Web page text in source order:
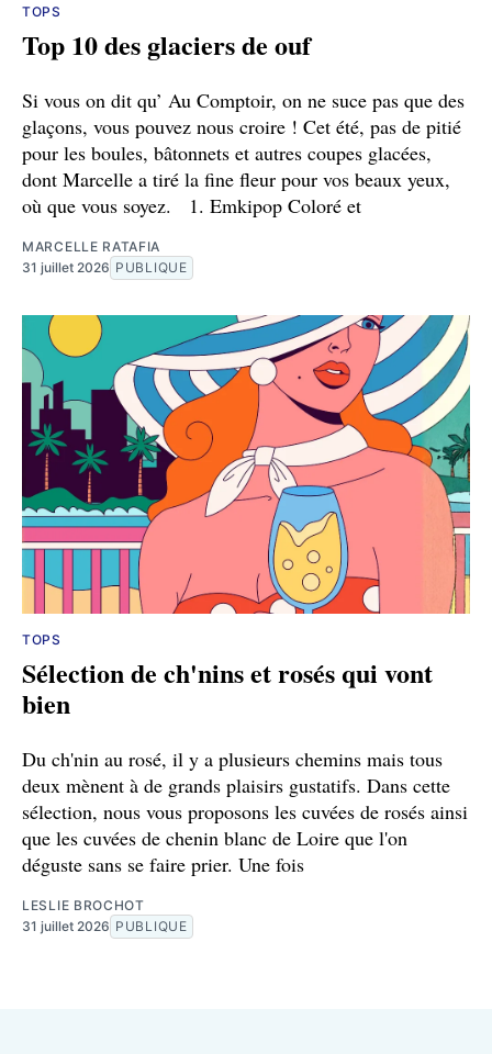
TOPS
Top 10 des glaciers de ouf
Si vous on dit qu’ Au Comptoir, on ne suce pas que des
glaçons, vous pouvez nous croire ! Cet été, pas de pitié
pour les boules, bâtonnets et autres coupes glacées,
dont Marcelle a tiré la fine fleur pour vos beaux yeux,
où que vous soyez. 1. Emkipop Coloré et
MARCELLE RATAFIA
31 juillet 2026 PUBLIQUE
TOPS
Sélection de ch'nins et rosés qui vont
bien
Du ch'nin au rosé, il y a plusieurs chemins mais tous
deux mènent à de grands plaisirs gustatifs. Dans cette
sélection, nous vous proposons les cuvées de rosés ainsi
que les cuvées de chenin blanc de Loire que l'on
déguste sans se faire prier. Une fois
LESLIE BROCHOT
31 juillet 2026 PUBLIQUE